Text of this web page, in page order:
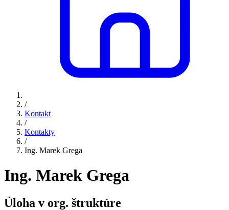
/
Kontakt
/
Kontakty
/
Ing. Marek Grega
Ing. Marek Grega
Úloha v org. štruktúre